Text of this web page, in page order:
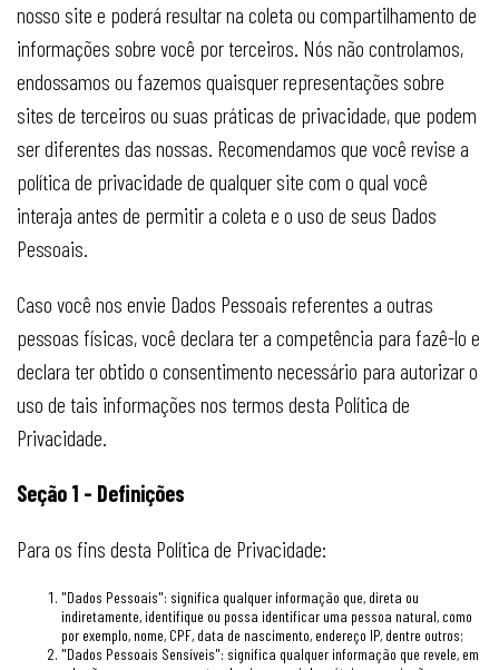
nosso site e poderá resultar na coleta ou compartilhamento de
informações sobre você por terceiros. Nós não controlamos,
endossamos ou fazemos quaisquer representações sobre
sites de terceiros ou suas práticas de privacidade, que podem
ser diferentes das nossas. Recomendamos que você revise a
política de privacidade de qualquer site com o qual você
interaja antes de permitir a coleta e o uso de seus Dados
Pessoais.
Caso você nos envie Dados Pessoais referentes a outras
pessoas físicas, você declara ter a competência para fazê-lo e
declara ter obtido o consentimento necessário para autorizar o
uso de tais informações nos termos desta Política de
Privacidade.
Seção 1 - Definições
Para os fins desta Política de Privacidade:
"Dados Pessoais": significa qualquer informação que, direta ou
indiretamente, identifique ou possa identificar uma pessoa natural, como
por exemplo, nome, CPF, data de nascimento, endereço IP, dentre outros;
"Dados Pessoais Sensíveis": significa qualquer informação que revele, em